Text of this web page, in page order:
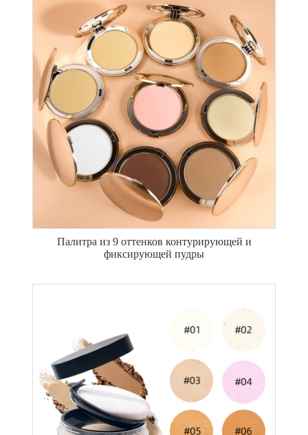
Палитра из 9 оттенков контурирующей и
фиксирующей пудры